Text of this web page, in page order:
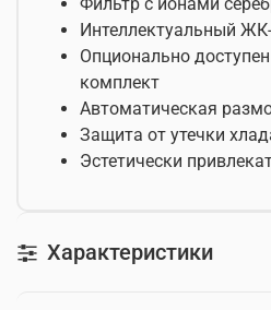
Интеллектуальный
Опционально
комплект
Автоматическая
Защита от утечки
Эстетически
Характеристики